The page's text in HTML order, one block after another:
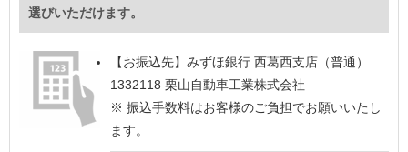
選びいただけます。
【お振込先】 みずほ銀行 西葛西支店（普通）
1332118 栗山自動車工業株式会社
※ 振込手数料はお客様のご負担でお願いいたし
ます。